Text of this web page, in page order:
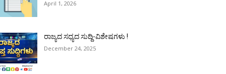
April 1, 2026
ರಾಜ್ಯದ ಸಧ್ಯದ ಸುದ್ದಿ-ವಿಶೇಷಗಳು !
December 24, 2025